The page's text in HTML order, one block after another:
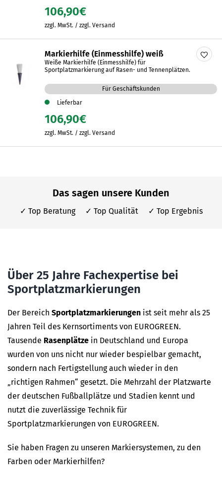
106,90€
zzgl. MwSt. / zzgl. Versand
Markierhilfe (Einmesshilfe) weiß
Weiße Markierhilfe (Einmesshilfe) für
Sportplatzmarkierung auf Rasen- und Tennenplätzen.
Für Geschäftskunden
Lieferbar
106,90€
zzgl. MwSt. / zzgl. Versand
Das sagen unsere Kunden
✓ Top Beratung ✓ Top Qualität ✓ Top Ergebnis
Über 25 Jahre Fachexpertise bei
Sportplatzmarkierungen
Der Bereich Sportplatzmarkierungen ist seit mehr als 25
Jahren Teil des Kernsortiments von EUROGREEN.
Tausende Rasenplätze in Deutschland und Europa
wurden von uns nicht nur wieder bespielbar gemacht,
sondern nach Fertigstellung auch wieder in den
„richtigen Rahmen“ gesetzt. Die Mehrzahl der Platzwarte
der deutschen Fußballplätze und Stadien kennt und
nutzt die zuverlässige Technik für
Sportplatzmarkierungen von EUROGREEN.
Sie haben Fragen zu unseren Markiersystemen, zu den
Farben oder Markierhilfen?